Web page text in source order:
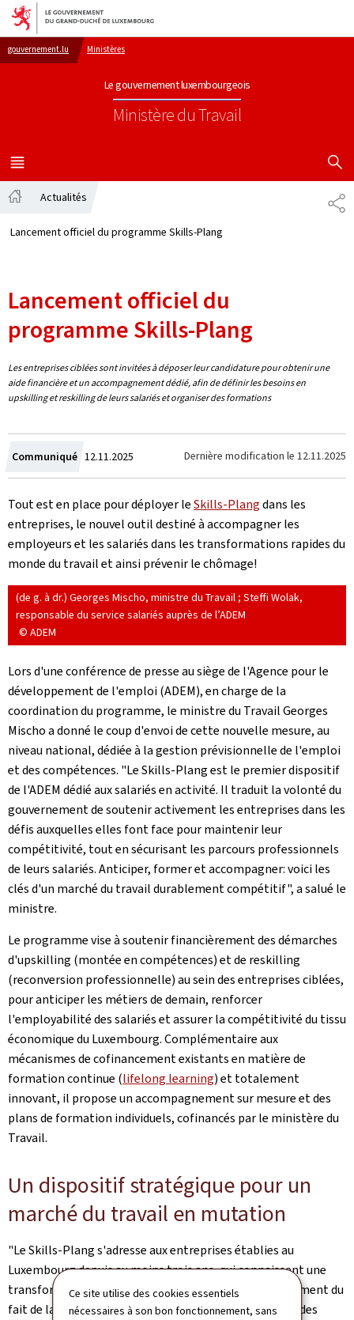
Ce site utilise des cookies essentiels
nécessaires à son bon fonctionnement, sans
Aller au menu principal
Aller au contenu
gouvernement.lu Ministères
Le gouvernement luxembourgeois
Ministère du Travail
MENU
PRINCIPAL
Actualités
Lancement officiel du programme Skills-Plang
Lancement officiel du
programme Skills-Plang
Les entreprises ciblées sont invitées à déposer leur candidature pour obtenir une
aide financière et un accompagnement dédié, afin de définir les besoins en
upskilling et reskilling de leurs salariés et organiser des formations
Communiqué Crée
le
12.11.2025 Dernière modification le 12.11.2025
Tout est en place pour déployer leSkills-Plangdans les
entreprises, le nouvel outil destiné à accompagner les
employeurs et les salariés dans les transformations rapides du
monde du travail et ainsi prévenir le chômage!
(de g. à dr.) Georges Mischo, ministre du Travail ; Steffi Wolak,
responsable du service salariés auprès de l’ADEM
© ADEM
Lors d'une conférence de presse au siège de l'Agence pour le
développement de l'emploi (ADEM), en charge de la
coordination du programme, le ministre du Travail Georges
Mischo a donné le coup d'envoi de cette nouvelle mesure, au
niveau national, dédiée à la gestion prévisionnelle de l'emploi
et des compétences. "LeSkills-Plangest le premier dispositif
de l'ADEM dédié aux salariés en activité. Il traduit la volonté du
gouvernement de soutenir activement les entreprises dans les
défis auxquelles elles font face pour maintenir leur
compétitivité, tout en sécurisant les parcours professionnels
de leurs salariés. Anticiper, former et accompagner: voici les
clés d'un marché du travail durablement compétitif",a salué le
ministre.
Le programme vise à soutenir financièrement des démarches
d'upskilling (montée en compétences) et de reskilling
(reconversion professionnelle) au sein des entreprises ciblées,
pour anticiper les métiers de demain, renforcer
l'employabilité des salariés et assurer la compétitivité du tissu
économique du Luxembourg.Complémentaire aux
mécanismes de cofinancement existants en matière de
formation continue (lifelong learning) et totalement
innovant, il propose un accompagnement sur mesure et des
plans de formation individuels, cofinancés par le ministère du
Travail.
Un dispositif stratégique pour un
marché du travail en mutation
"LeSkills-Plangs'adresse aux entreprises établies au
Luxembourg depuis au moins trois ans, qui connaissent une
transformation significative de leurs activités, notamment du
fait de la digitalisation, de la transition écologique ou des